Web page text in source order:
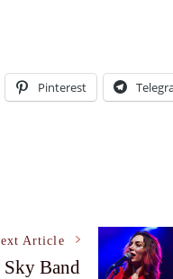
Pinterest
Article
Band